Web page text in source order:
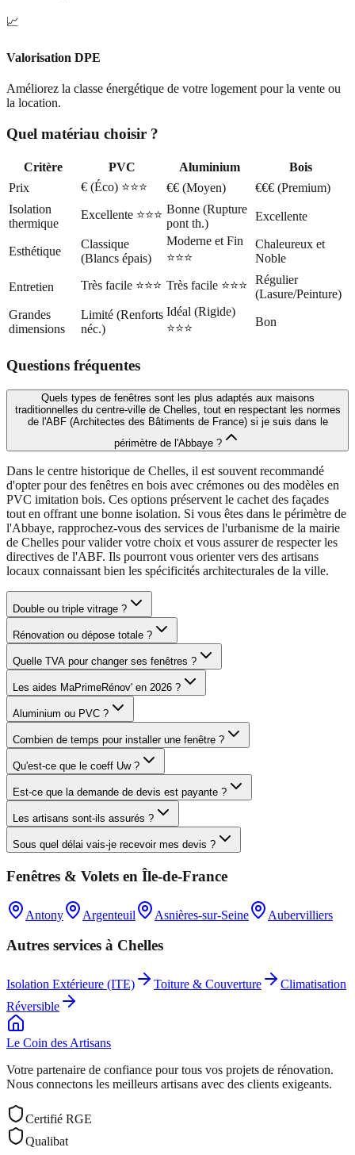
📈
Valorisation DPE
Améliorez la classe énergétique de votre logement pour la vente ou
la location.
Quel matériau choisir ?
Critère PVC Aluminium
Bois
Prix
€ (Éco) ⭐⭐⭐ €€ (Moyen)
€€€ (Premium)
Isolation
thermique
Excellente ⭐⭐⭐ Bonne (Rupture
pont th.)
Excellente
Esthétique
Classique
(Blancs épais)
Moderne et Fin
⭐⭐⭐
Chaleureux et
Noble
Entretien Très facile ⭐⭐⭐ Très facile ⭐⭐⭐
Régulier
(Lasure/Peinture)
Grandes
dimensions
Limité (Renforts
néc.)
Idéal (Rigide)
⭐⭐⭐
Bon
Questions fréquentes
Quels types de fenêtres sont les plus adaptés aux maisons
traditionnelles du centre-ville de Chelles, tout en respectant les normes
de l'ABF (Architectes des Bâtiments de France) si je suis dans le
périmètre de l'Abbaye ?
Dans le centre historique de Chelles, il est souvent recommandé
d'opter pour des fenêtres en bois avec crémones ou des modèles en
PVC imitation bois. Ces options préservent le cachet des façades
tout en offrant une bonne isolation. Si vous êtes dans le périmètre de
l'Abbaye, rapprochez-vous des services de l'urbanisme de la mairie
de Chelles pour valider votre choix et vous assurer de respecter les
directives de l'ABF. Ils pourront vous orienter vers des artisans
locaux connaissant bien les spécificités architecturales de la ville.
Double ou triple vitrage ?
Rénovation ou dépose totale ?
Quelle TVA pour changer ses fenêtres ?
Les aides MaPrimeRénov' en 2026 ?
Aluminium ou PVC ?
Combien de temps pour installer une fenêtre ?
Qu'est-ce que le coeff Uw ?
Est-ce que la demande de devis est payante ?
Les artisans sont-ils assurés ?
Sous quel délai vais-je recevoir mes devis ?
Fenêtres & Volets en Île-de-France
Antony Argenteuil Asnières-sur-Seine Aubervilliers
Autres services à Chelles
Isolation Extérieure (ITE) Toiture & Couverture
Climatisation
Réversible
Le Coin des Artisans
Votre partenaire de confiance pour tous vos projets de rénovation.
Nous connectons les meilleurs artisans avec des clients exigeants.
Certifié RGE
Qualibat